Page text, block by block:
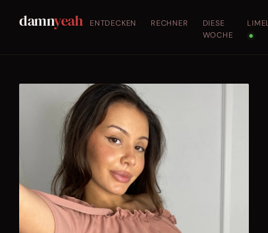
damnyeah ENTDECKEN RECHNER
DIESE
WOCHE
●